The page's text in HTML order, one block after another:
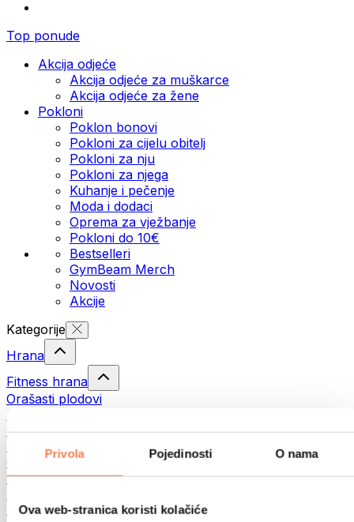
Privola Pojedinosti O nama
Ova web-stranica koristi kolačiće
Top ponude
Akcija odjeće
Akcija odjeće za muškarce
Akcija odjeće za žene
Pokloni
Poklon bonovi
Pokloni za cijelu obitelj
Pokloni za nju
Pokloni za njega
Kuhanje i pečenje
Moda i dodaci
Oprema za vježbanje
Pokloni do 10€
Bestselleri
GymBeam Merch
Novosti
Akcije
Kategorije
Hrana
Fitness hrana
Orašasti plodovi
Sjemenke
Namazi i paste
Gotovi obroci
Jaja
Meso